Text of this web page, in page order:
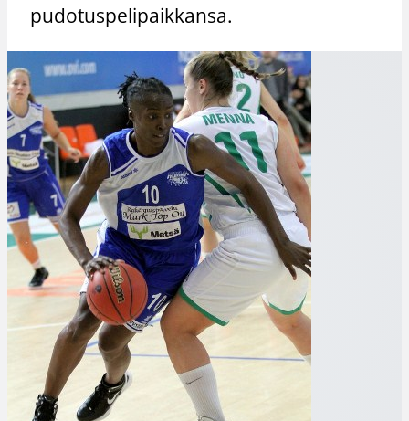
pudotuspelipaikkansa.